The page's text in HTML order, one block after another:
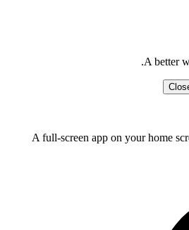
A better
.
A full-screen app on your home